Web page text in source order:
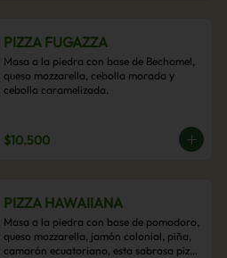
PIZZA FUGAZZA
Masa a la piedra con base de Bechamel,
queso mozzarella, cebolla morada y
cebolla caramelizada.
$10.500
PIZZA HAWAIIANA
Masa a la piedra con base de pomodoro,
queso mozzarella, jamón colonial, piña,
camarón ecuatoriano, esta sabrosa pizza